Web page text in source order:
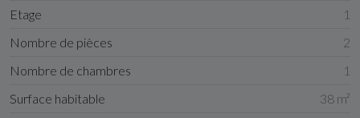
Etage
1
Nombre de pièces
2
Nombre de chambres
1
Surface habitable
38 m²